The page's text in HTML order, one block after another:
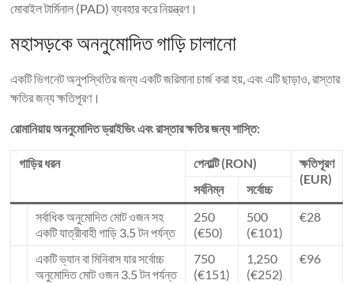
মোবাইল টার্মিনাল (PAD) ব্যবহার করে নিয়ন্ত্রণ।
মহাসড়কে অননুমোদিত গাড়ি চালানো
একটি ভিগনেট অনুপস্থিতির জন্য একটি জরিমানা চার্জ করা হয়, এবং এটি ছাড়াও, রাস্তার
ক্ষতির জন্য ক্ষতিপূরণ।
রোমানিয়ায় অননুমোদিত ড্রাইভিং এবং রাস্তার ক্ষতির জন্য শাস্তি:
গাড়ির ধরন পেনাল্টি (RON)
ক্ষতিপূরণ
(EUR)
সর্বনিম্ন
সর্বোচ্চ
সর্বাধিক অনুমোদিত মোট ওজন সহ
একটি যাত্রীবাহী গাড়ি 3.5 টন পর্যন্ত
250
(€50)
500
(€101)
€28
একটি ভ্যান বা মিনিবাস যার সর্বোচ্চ
অনুমোদিত মোট ওজন 3.5 টন পর্যন্ত
750
(€151)
1,250
(€252)
€96